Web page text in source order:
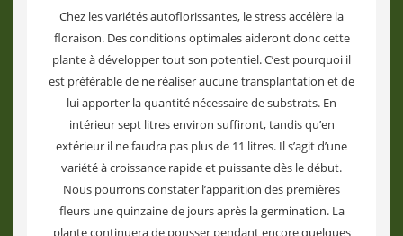
Chez les variétés autoflorissantes, le stress accélère la
floraison. Des conditions optimales aideront donc cette
plante à développer tout son potentiel. C’est pourquoi il
est préférable de ne réaliser aucune transplantation et de
lui apporter la quantité nécessaire de substrats. En
intérieur sept litres environ suffiront, tandis qu’en
extérieur il ne faudra pas plus de 11 litres. Il s’agit d’une
variété à croissance rapide et puissante dès le début.
Nous pourrons constater l’apparition des premières
fleurs une quinzaine de jours après la germination. La
plante continuera de pousser pendant encore quelques